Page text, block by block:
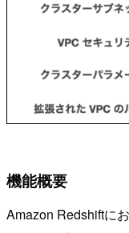
機能概要
Amazon Redshiftに